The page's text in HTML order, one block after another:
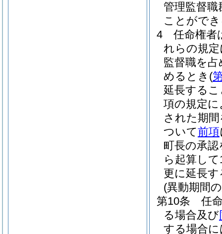
管理監督
ことがで
4
任命権者
れらの規
監督職を
めるとき (
延長する
項の規定
された期
ついて前項
町長の承
ら起算し
更に延長
(異動期間
第10条
任
る場合及び
する場合